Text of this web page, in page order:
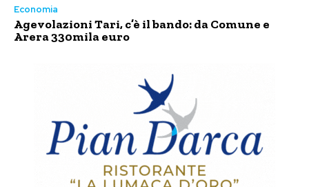
Economia
Agevolazioni Tari, c’è il bando: da Comune e
Arera 330mila euro